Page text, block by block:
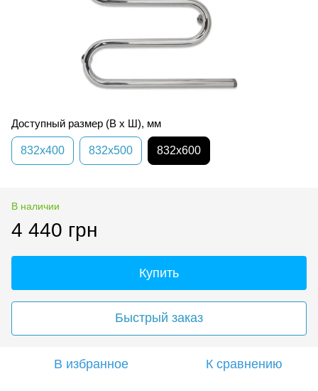
Доступный размер (В х Ш), мм
832х400 832х500 832х600
В наличии
4 440 грн
Купить
Быстрый заказ
В избранное К сравнению